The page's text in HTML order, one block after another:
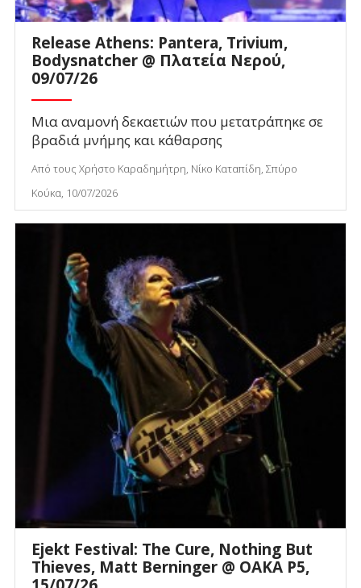
Release Athens: Pantera, Trivium,
Bodysnatcher @ Πλατεία Νερού,
09/07/26
Μια αναμονή δεκαετιών που μετατράπηκε σε
βραδιά μνήμης και κάθαρσης
Από τους Χρήστο Καραδημήτρη, Νίκο Καταπίδη, Σπύρο
Κούκα, 10/07/2026
Ejekt Festival: The Cure, Nothing But
Thieves, Matt Berninger @ ΟΑΚΑ P5,